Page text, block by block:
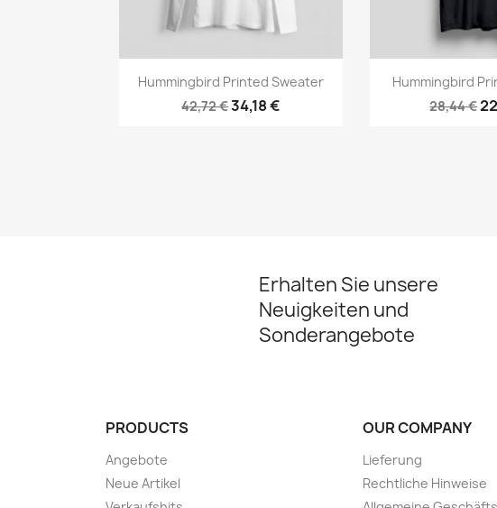
Vorschau
Hummingbird Printed Sweater
42,72 €34,18 €

Hummingbird
28,44 €
Erhalten Sie unsere
Neuigkeiten und
Sonderangebote
PRODUCTS
Angebote
Neue Artikel
OUR COMPANY
Lieferung
Rechtliche Hinweise